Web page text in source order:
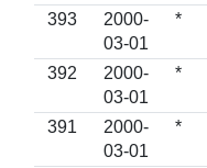
393
2000-
03-01
*
392
2000-
03-01
*
391
2000-
03-01
*